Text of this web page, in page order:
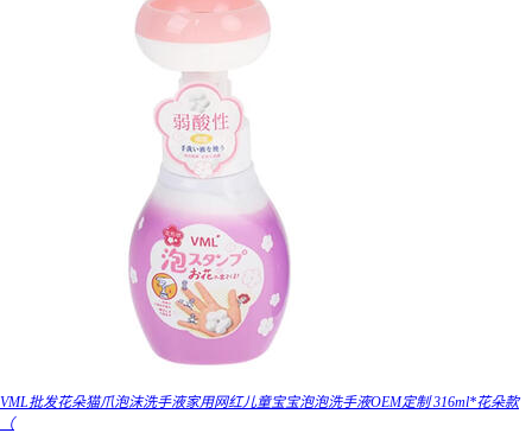
VML批发花朵猫爪泡沫洗手液家用网红儿童宝宝泡泡洗手液OEM定制 316ml*花朵款
（